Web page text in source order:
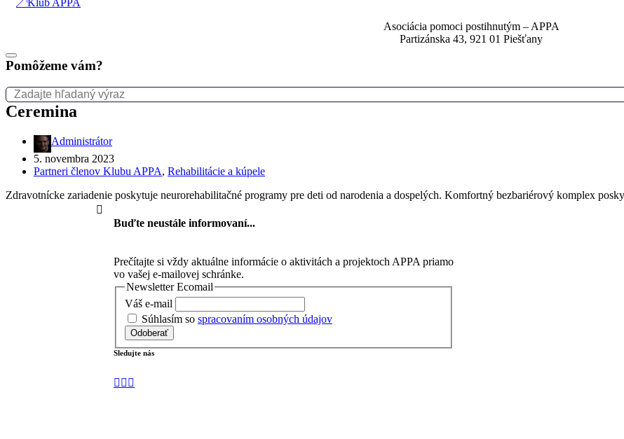
Klub APPA
Asociácia pomoci postihnutým – APPA
Partizánska 43, 921 01 Piešťany
Pomôžeme vám?
Ceremina
Administrátor
5. novembra 2023
Partneri členov Klubu APPA, Rehabilitácie a kúpele
Zdravotnícke zariadenie poskytuje neurorehabilitačné programy pre deti od narodenia a dospelých. Komfortný bezbariérový komplex
Buďte neustále informovaní...
Prečítajte si vždy aktuálne informácie o aktivitách a projektoch APPA priamo
vo vašej e-mailovej schránke.
Newsletter Ecomail
Váš e-mail
Súhlasím so spracovaním osobných údajov
Odoberať
Sledujte nás